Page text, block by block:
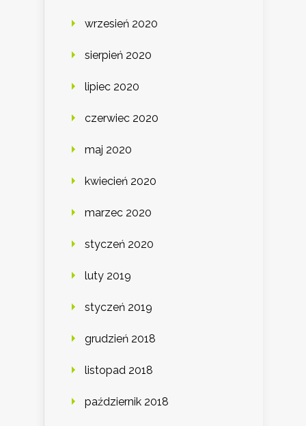
wrzesień 2020
sierpień 2020
lipiec 2020
czerwiec 2020
maj 2020
kwiecień 2020
marzec 2020
styczeń 2020
luty 2019
styczeń 2019
grudzień 2018
listopad 2018
październik 2018